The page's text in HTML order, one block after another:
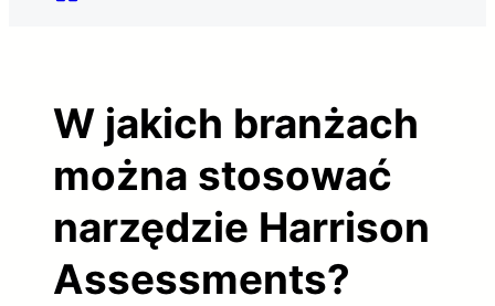
W jakich branżach
można stosować
narzędzie Harrison
Assessments?